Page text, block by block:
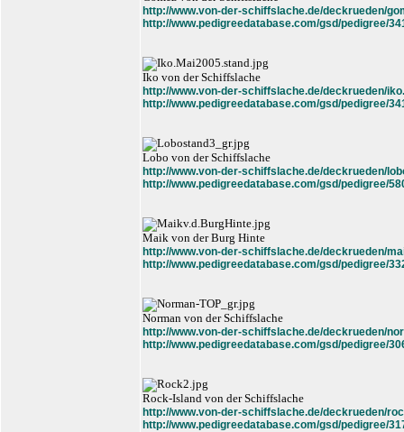
http://www.von-der-schiffslache.de/deckrueden/
http://www.pedigreedatabase.com/gsd/pedigree/
Iko von der Schiffslache
http://www.von-der-schiffslache.de/deckrueden/
http://www.pedigreedatabase.com/gsd/pedigree/
Lobo von der Schiffslache
http://www.von-der-schiffslache.de/deckrueden/
http://www.pedigreedatabase.com/gsd/pedigree/
Maik von der Burg Hinte
http://www.von-der-schiffslache.de/deckrueden/
http://www.pedigreedatabase.com/gsd/pedigree/
Norman von der Schiffslache
http://www.von-der-schiffslache.de/deckrueden/
http://www.pedigreedatabase.com/gsd/pedigree/
Rock-Island von der Schiffslache
http://www.von-der-schiffslache.de/deckrueden/
http://www.pedigreedatabase.com/gsd/pedigree/